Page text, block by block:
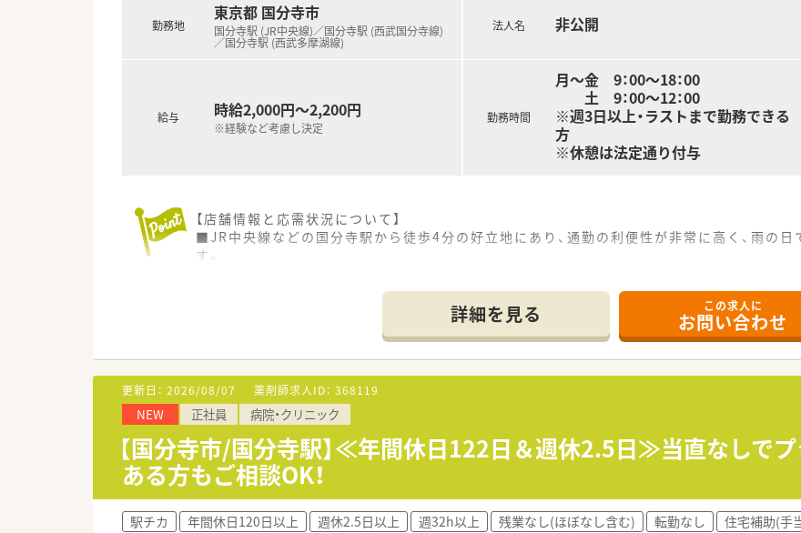
勤務地
東京都 国分寺市
国分寺駅 (JR中央線)／国分寺駅 (西武国分寺線)
／国分寺駅 (西武多摩湖線)
給与 時給2,000円～2,200円
※経験など考慮し決定
法人名 非公開
勤務時間
月～金 9：00～18：00
土 9：00～12：00
※週3日以上・ラストまで勤務できる
方
※休憩は法定通り付与
【店舗情報と応需状況について】
■JR中央線などの国分寺駅から徒歩4分の好立地にあり、通勤の利便性が非常に高く、雨の
す。
■薬剤師は常時4名から5名体制で業務にあたっており、一人ひとりの負担が分散されるため
【法人特徴について】
■東京都と埼玉県を中心に12店舗の調剤薬局を展開しており、地域に根ざした経営を続ける
です。
■全従業員の6割以上が勤続10年以上という驚異的な定着率を誇っており、65歳定年まで安
す。
■特定のエリアに集中して出店しているドミナント戦略により、近隣店舗間での応援体制が
徴です。
詳細を見る この求人に
お問い合わせ
更新日： 2026/08/07 薬剤師求人ID： 368119
NEW 正社員 病院・クリニック
【国分寺市/国分寺駅】≪年間休日122日＆週休2.5日≫当直なしで
ある方もご相談OK！
駅チカ 年間休日120日以上 週休2.5日以上 週32h以上 残業なし(ほぼなし含む) 転勤なし 住宅補助(手